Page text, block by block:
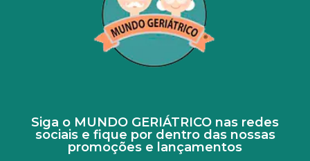
Siga o MUNDO GERIÁTRICO nas redes
sociais e fique por dentro das nossas
promoções e lançamentos